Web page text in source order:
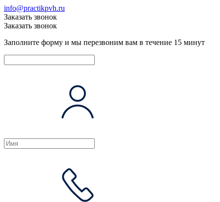
info@practikpvh.ru
Заказать звонок
Заказать звонок
Заполните форму и мы перезвоним вам в течение 15 минут